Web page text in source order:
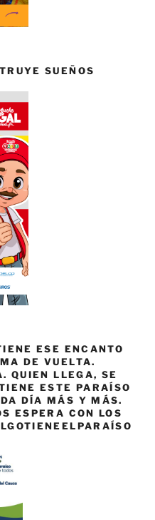
SUEÑOS
ESE ENCANTO
DE VUELTA.
QUIEN LLEGA, SE
ESTE PARAÍSO
DÍA MÁS Y MÁS.
ESPERA CON LOS